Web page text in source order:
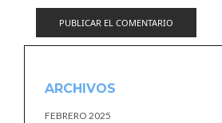
ARCHIVOS
FEBRERO 2025